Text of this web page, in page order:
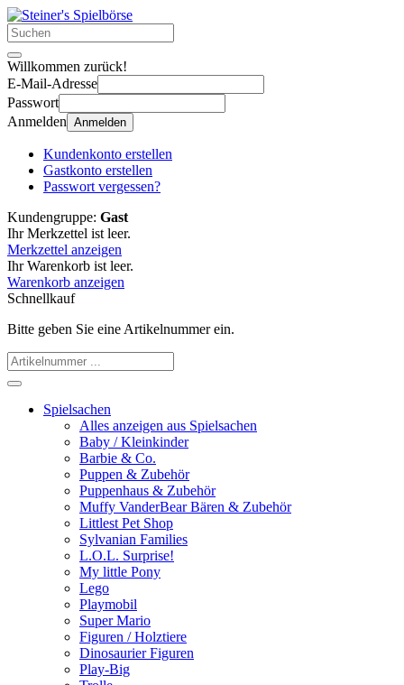
Willkommen zurück!
E-Mail-Adresse
Passwort
Anmelden Anmelden
Kundenkonto erstellen
Gastkonto erstellen
Passwort vergessen?
Kundengruppe: Gast
Ihr Merkzettel ist leer.
Merkzettel anzeigen
Ihr Warenkorb ist leer.
Warenkorb anzeigen
Schnellkauf
Bitte geben Sie eine Artikelnummer ein.
Spielsachen
Alles anzeigen aus Spielsachen
Baby / Kleinkinder
Barbie & Co.
Puppen & Zubehör
Puppenhaus & Zubehör
Muffy VanderBear Bären & Zubehör
Littlest Pet Shop
Sylvanian Families
L.O.L. Surprise!
My little Pony
Lego
Playmobil
Super Mario
Figuren / Holztiere
Dinosaurier Figuren
Play-Big